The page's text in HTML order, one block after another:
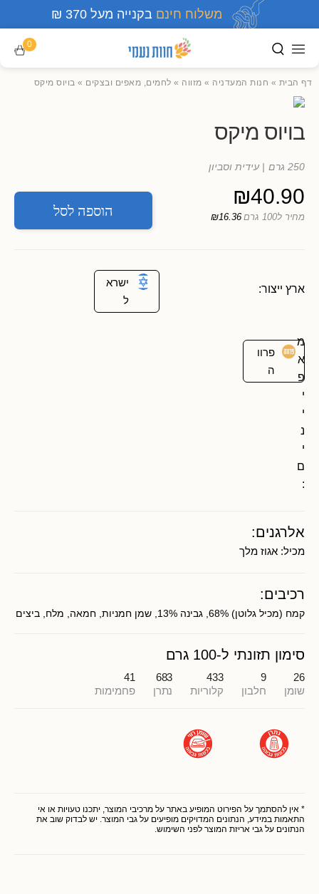
משלוח חינם בקנייה מעל 370 ₪
0
דף הבית » חנות המעדניה » מזווה » לחמים, מאפים ובצקים » בויוס מיקס
בויוס מיקס
250 גרם | עידית וסביון
₪40.90
מחיר ל100 גרם ₪16.36 הוספה לסל
ארץ ייצור:
ישרא
ל
מ
א
פ
י
י
נ
י
ם
:
פרוו
ה
אלרגנים:
מכיל: אגוז מלך
רכיבים:
קמח (מכיל גלוטן) 68%, גבינה 13%, שמן חמניות, חמאה, מלח, ביצים
סימון תזונתי ל-100 גרם
26
שומן
9
חלבון
433
קלוריות
683
נתרן
41
פחמימות
* אין להסתמך על הפירוט המופיע באתר על מרכיבי המוצר, יתכנו טעויות או אי
התאמות במידע, הנתונים המדויקים מופיעים על גבי המוצר. יש לבדוק שוב את
הנתונים על גבי אריזת המוצר לפני השימוש.